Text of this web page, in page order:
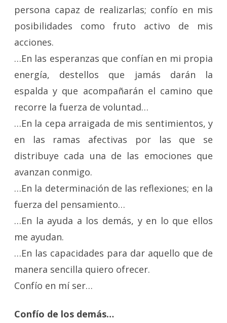
persona capaz de realizarlas; confío en mis
posibilidades como fruto activo de mis
acciones.
…En las esperanzas que confían en mi propia
energía, destellos que jamás darán la
espalda y que acompañarán el camino que
recorre la fuerza de voluntad…
…En la cepa arraigada de mis sentimientos, y
en las ramas afectivas por las que se
distribuye cada una de las emociones que
avanzan conmigo.
…En la determinación de las reflexiones; en la
fuerza del pensamiento…
…En la ayuda a los demás, y en lo que ellos
me ayudan.
…En las capacidades para dar aquello que de
manera sencilla quiero ofrecer.
Confío en mí ser…
Confío de los demás…